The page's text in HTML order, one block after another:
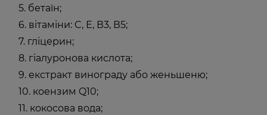
бетаїн;
вітаміни: C, Е, В3, В5;
гліцерин;
гіалуронова кислота;
екстракт винограду або женьшеню;
коензим Q10;
кокосова вода;